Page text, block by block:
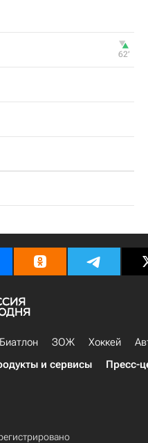
62‎’‎
Биатлон ЗОЖ Хоккей
и сервисы Пресс-